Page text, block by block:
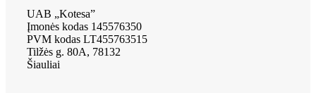
UAB „Kotesa”
Įmonės kodas 145576350
PVM kodas LT455763515
Tilžės g. 80A, 78132
Šiauliai